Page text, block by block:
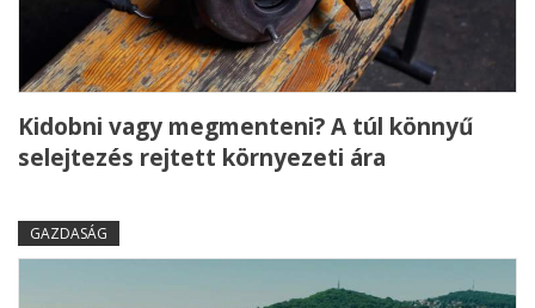
Kidobni vagy megmenteni? A túl könnyű
selejtezés rejtett környezeti ára
GAZDASÁG